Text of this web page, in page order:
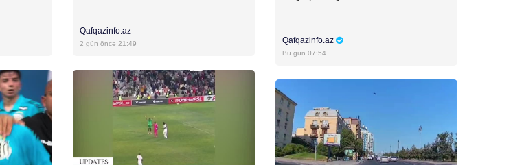
Qafqazinfo.az
2 gün öncə 21:49 Qafqazinfo.az
Bu gün 07:54